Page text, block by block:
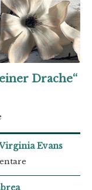
Drache“
Evans